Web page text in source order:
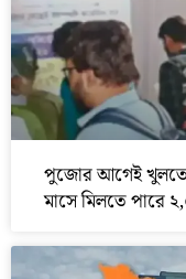
পুজোর আগেই খুলতে
মাসে মিলতে পারে